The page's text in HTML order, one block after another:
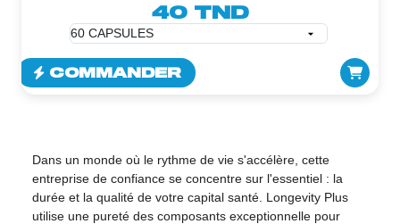
40 TND
COMMANDER
Dans un monde où le rythme de vie s'accélère, cette
entreprise de confiance se concentre sur l'essentiel : la
durée et la qualité de votre capital santé. Longevity Plus
utilise une pureté des composants exceptionnelle pour